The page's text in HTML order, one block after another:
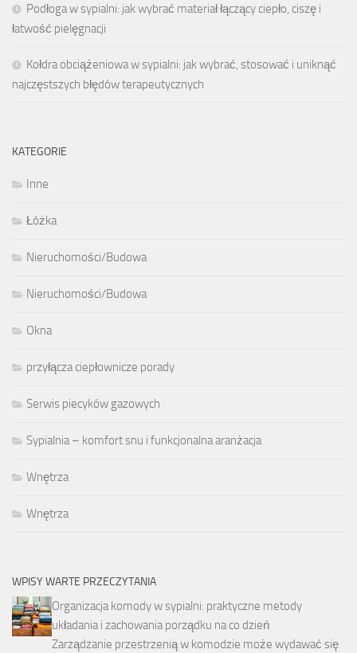
Podłoga w sypialni: jak wybrać materiał łączący ciepło, ciszę i
łatwość pielęgnacji
Kołdra obciążeniowa w sypialni: jak wybrać, stosować i uniknąć
najczęstszych błędów terapeutycznych
KATEGORIE
Inne
Łóżka
Nieruchomości/Budowa
Nieruchomości/Budowa
Okna
przyłącza ciepłownicze porady
Serwis piecyków gazowych
Sypialnia – komfort snu i funkcjonalna aranżacja
Wnętrza
Wnętrza
WPISY WARTE PRZECZYTANIA
Organizacja komody w sypialni: praktyczne metody
układania i zachowania porządku na co dzień
Zarządzanie przestrzenią w komodzie może wydawać się